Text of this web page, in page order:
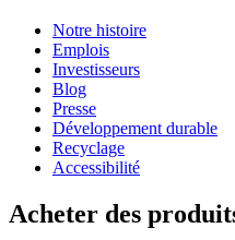
Notre histoire
Emplois
Investisseurs
Blog
Presse
Développement durable
Recyclage
Accessibilité
Acheter des